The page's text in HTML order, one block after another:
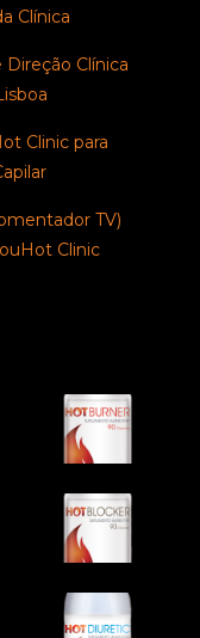
Clínica
Direção Clínica
Clinic para
TV)
Clinic